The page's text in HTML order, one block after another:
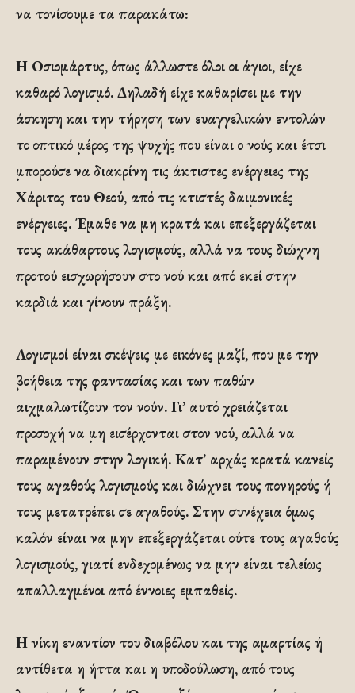
να τονίσουμε τα παρακάτω:
Η Οσιομάρτυς, όπως άλλωστε όλοι οι άγιοι, είχε
καθαρό λογισμό. Δηλαδή είχε καθαρίσει με την
άσκηση και την τήρηση των ευαγγελικών εντολών
το οπτικό μέρος της ψυχής που είναι ο νούς και έτσι
μπορούσε να διακρίνη τις άκτιστες ενέργειες της
Χάριτος του Θεού, από τις κτιστές δαιμονικές
ενέργειες. Έμαθε να μη κρατά και επεξεργάζεται
τους ακάθαρτους λογισμούς, αλλά να τους διώχνη
προτού εισχωρήσουν στο νού και από εκεί στην
καρδιά και γίνουν πράξη.
Λογισμοί είναι σκέψεις με εικόνες μαζί, που με την
βοήθεια της φαντασίας και των παθών
αιχμαλωτίζουν τον νούν. Γι’ αυτό χρειάζεται
προσοχή να μη εισέρχονται στον νού, αλλά να
παραμένουν στην λογική. Κατ’ αρχάς κρατά κανείς
τους αγαθούς λογισμούς και διώχνει τους πονηρούς ή
τους μετατρέπει σε αγαθούς. Στην συνέχεια όμως
καλόν είναι να μην επεξεργάζεται ούτε τους αγαθούς
λογισμούς, γιατί ενδεχομένως να μην είναι τελείως
απαλλαγμένοι από έννοιες εμπαθείς.
Η νίκη εναντίον του διαβόλου και της αμαρτίας ή
αντίθετα η ήττα και η υποδούλωση, από τους